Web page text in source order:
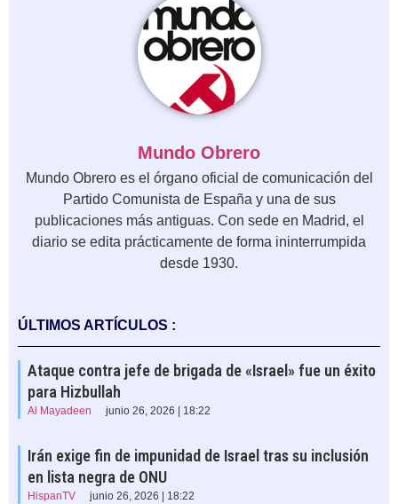
Mundo Obrero
Mundo Obrero es el órgano oficial de comunicación del
Partido Comunista de España y una de sus
publicaciones más antiguas. Con sede en Madrid, el
diario se edita prácticamente de forma ininterrumpida
desde 1930.
ÚLTIMOS ARTÍCULOS :
Ataque contra jefe de brigada de «Israel» fue un éxito
para Hizbullah
Al Mayadeen junio 26, 2026 | 18:22
Irán exige fin de impunidad de Israel tras su inclusión
en lista negra de ONU
HispanTV junio 26, 2026 | 18:22